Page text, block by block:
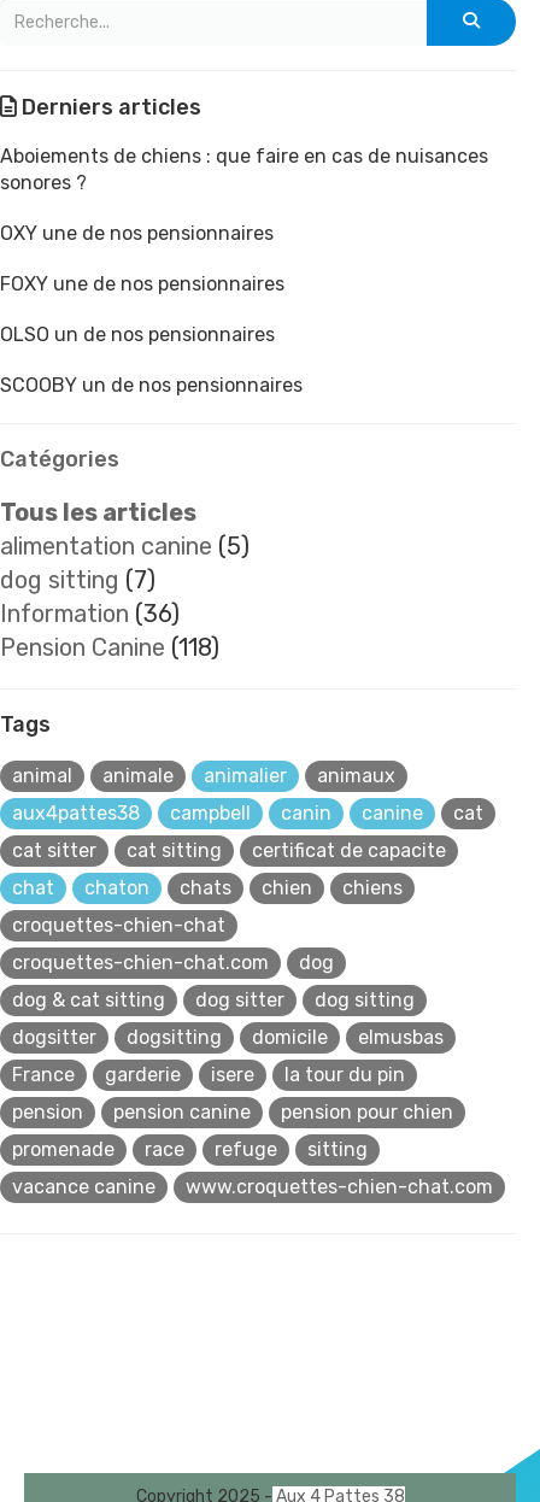
Derniers articles
Aboiements de chiens : que faire en cas de nuisances
sonores ?
OXY une de nos pensionnaires
FOXY une de nos pensionnaires
OLSO un de nos pensionnaires
SCOOBY un de nos pensionnaires
Catégories
Tous les articles
alimentation canine (5)
dog sitting (7)
Information (36)
Pension Canine (118)
Tags
animal animale animalier
animaux
aux4pattes38
campbell canin canine
cat
cat sitter
cat sitting
certificat de capacite
chat
chaton chats chien
chiens
croquettes-chien-chat
croquettes-chien-chat.com
dog
dog & cat sitting
dog sitter
dog sitting
dogsitter
dogsitting domicile
elmusbas
France
garderie isere
la tour du pin
pension
pension canine
pension pour chien
promenade
race refuge
sitting
vacance canine
www.croquettes-chien-chat.com
Copyright 2025 - Aux 4 Pattes 38